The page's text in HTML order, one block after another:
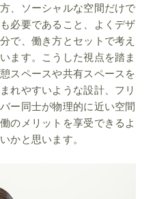
、ソーシャルな空間だけで
必要であること、よくデザ
で、働き方とセットで考え
ます。こうした視点を踏ま
スペースや共有スペースを
れやすいような設計、フリ
ー同士が物理的に近い空間
のメリットを享受できるよ
かと思います。